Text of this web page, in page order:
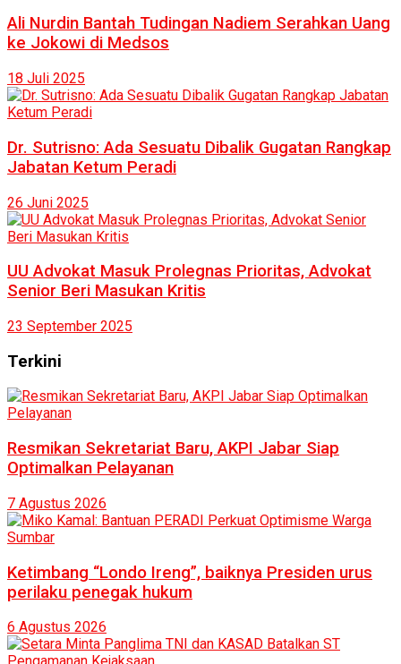
Ali Nurdin Bantah Tudingan Nadiem Serahkan Uang
ke Jokowi di Medsos
18 Juli 2025
Dr. Sutrisno: Ada Sesuatu Dibalik Gugatan Rangkap
Jabatan Ketum Peradi
26 Juni 2025
UU Advokat Masuk Prolegnas Prioritas, Advokat
Senior Beri Masukan Kritis
23 September 2025
Terkini
Resmikan Sekretariat Baru, AKPI Jabar Siap
Optimalkan Pelayanan
7 Agustus 2026
Ketimbang “Londo Ireng”, baiknya Presiden urus
perilaku penegak hukum
6 Agustus 2026